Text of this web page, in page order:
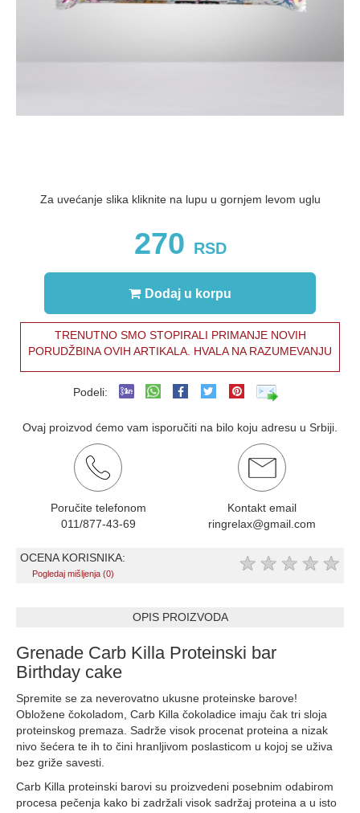
Za uvećanje slika kliknite na lupu u gornjem levom uglu
270 RSD
Dodaj u korpu
TRENUTNO SMO STOPIRALI PRIMANJE NOVIH
PORUDŽBINA OVIH ARTIKALA. HVALA NA RAZUMEVANJU
Podeli:
Ovaj proizvod ćemo vam isporučiti na bilo koju adresu u Srbiji.
Poručite telefonom
011/877-43-69
Kontakt email
ringrelax@gmail.com
OCENA KORISNIKA:
Pogledaj mišljenja (0) ★ ★ ★ ★ ★
OPIS PROIZVODA
Grenade Carb Killa Proteinski bar
Birthday cake
Spremite se za neverovatno ukusne proteinske barove!
Obložene čokoladom, Carb Killa čokoladice imaju čak tri sloja
proteinskog premaza. Sadrže visok procenat proteina a nizak
nivo šećera te ih to čini hranljivom poslasticom u kojoj se uživa
bez griže savesti.
Carb Killa proteinski barovi su proizvedeni posebnim odabirom
procesa pečenja kako bi zadržali visok sadržaj proteina a u isto